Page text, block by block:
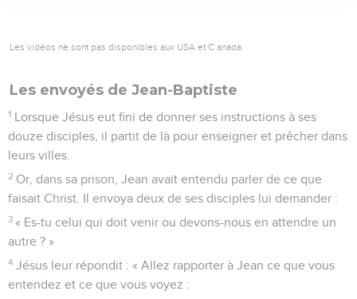
Les vidéos ne sont pas disponibles aux USA et C anada.
Les envoyés de Jean-Baptiste
1 Lorsque Jésus eut fini de donner ses instructions à ses
douze disciples, il partit de là pour enseigner et prêcher dans
leurs villes.
2 Or, dans sa prison, Jean avait entendu parler de ce que
faisait Christ. Il envoya deux de ses disciples lui demander :
3 « Es-tu celui qui doit venir ou devons-nous en attendre un
autre ? »
4 Jésus leur répondit : « Allez rapporter à Jean ce que vous
entendez et ce que vous voyez :